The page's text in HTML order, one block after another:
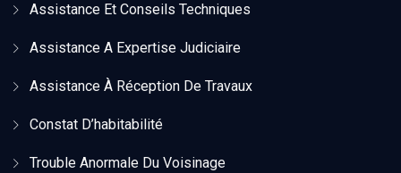
Assistance Et Conseils Techniques
Assistance A Expertise Judiciaire
Assistance À Réception De Travaux
Constat D’habitabilité
Trouble Anormale Du Voisinage